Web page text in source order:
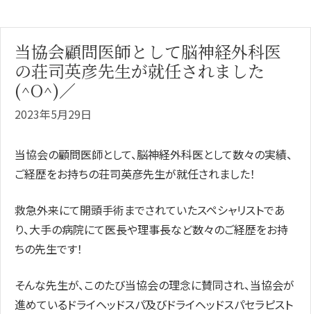
当協会顧問医師として脳神経外科医
の荘司英彦先生が就任されました
(^O^)／
2023年5月29日
当協会の顧問医師として、脳神経外科医として数々の実績、
ご経歴をお持ちの荘司英彦先生が就任されました！
救急外来にて開頭手術までされていたスペシャリストであ
り、大手の病院にて医長や理事長など数々のご経歴をお持
ちの先生です！
そんな先生が、このたび当協会の理念に賛同され、当協会が
進めているドライヘッドスパ及びドライヘッドスパセラピスト